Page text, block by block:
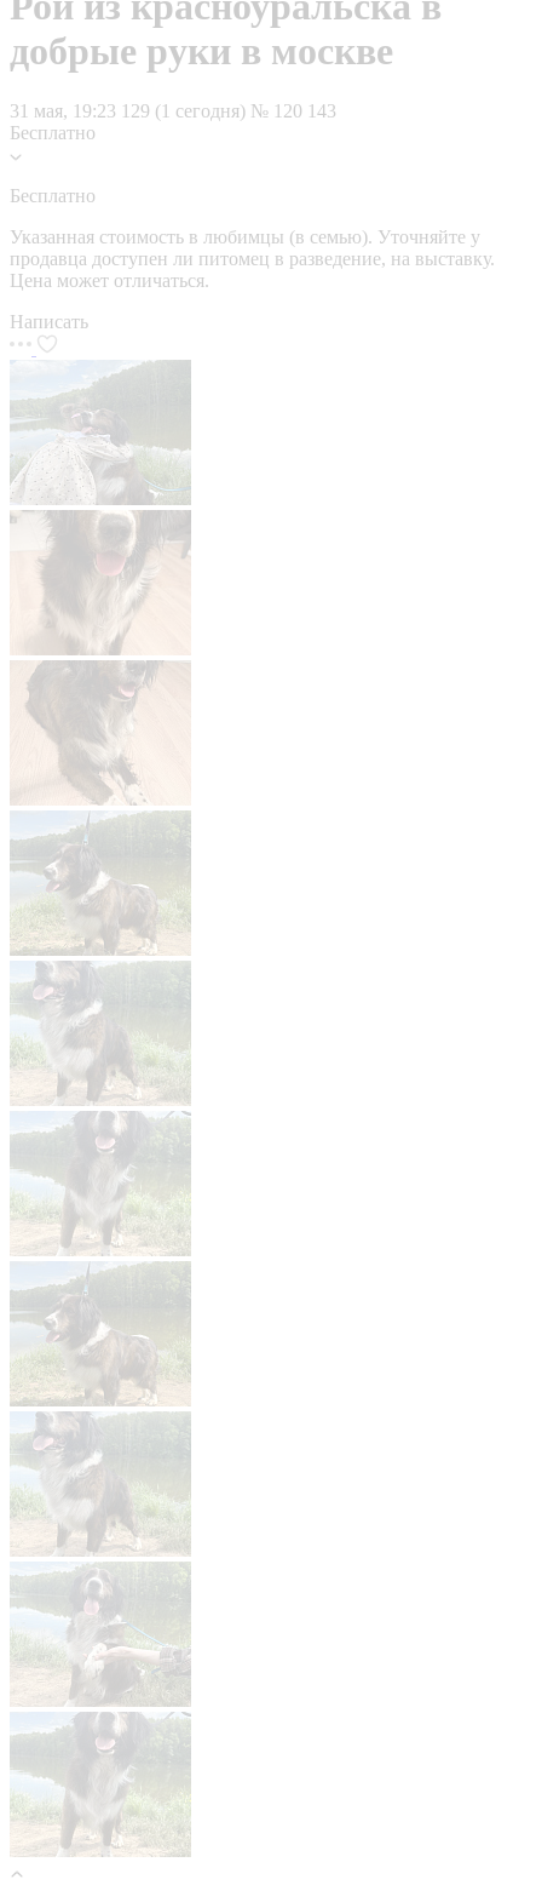
добрые руки в москве
31 мая, 19:23 129 (1 сегодня) № 120 143
Бесплатно
Бесплатно
Указанная стоимость в любимцы (в семью). Уточняйте у
продавца доступен ли питомец в разведение, на выставку.
Цена может отличаться.
Написать